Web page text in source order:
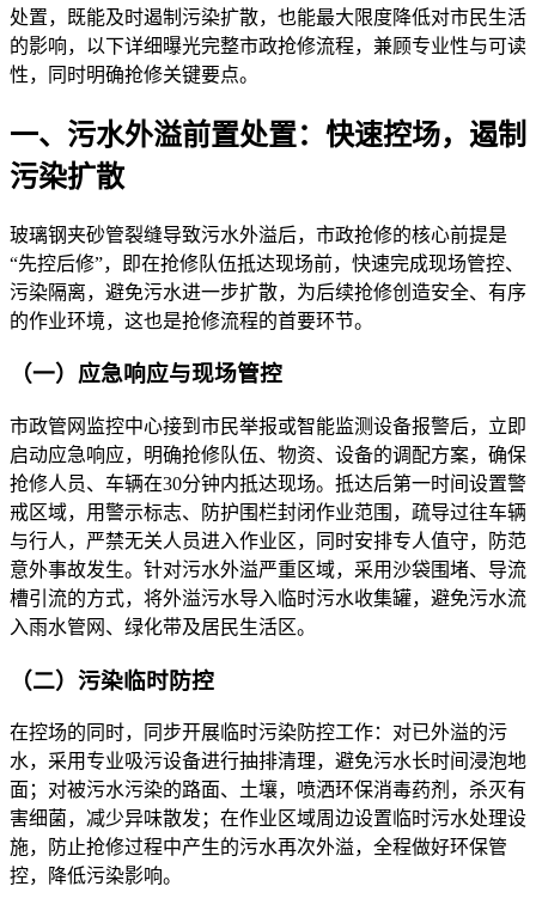
处置，既能及时遏制污染扩散，也能最大限度降低对市民生活
的影响，以下详细曝光完整市政抢修流程，兼顾专业性与可读
性，同时明确抢修关键要点。
一、 污水外溢前置处置：快速控场，遏制
污染扩散
玻璃钢夹砂管裂缝导致污水外溢后，市政抢修的核心前提是
“先控后修”，即在抢修队伍抵达现场前，快速完成现场管控、
污染隔离，避免污水进一步扩散，为后续抢修创造安全、有序
的作业环境，这也是抢修流程的首要环节。
（一）应急响应与现场管控
市政管网监控中心接到市民举报或智能监测设备报警后，立即
启动应急响应，明确抢修队伍、物资、设备的调配方案，确保
抢修人员、车辆在30分钟内抵达现场。抵达后第一时间设置警
戒区域，用警示标志、防护围栏封闭作业范围，疏导过往车辆
与行人，严禁无关人员进入作业区，同时安排专人值守，防范
意外事故发生。针对污水外溢严重区域，采用沙袋围堵、导流
槽引流的方式，将外溢污水导入临时污水收集罐，避免污水流
入雨水管网、绿化带及居民生活区。
（二）污染临时防控
在控场的同时，同步开展临时污染防控工作：对已外溢的污
水，采用专业吸污设备进行抽排清理，避免污水长时间浸泡地
面；对被污水污染的路面、土壤，喷洒环保消毒药剂，杀灭有
害细菌，减少异味散发；在作业区域周边设置临时污水处理设
施，防止抢修过程中产生的污水再次外溢，全程做好环保管
控，降低污染影响。